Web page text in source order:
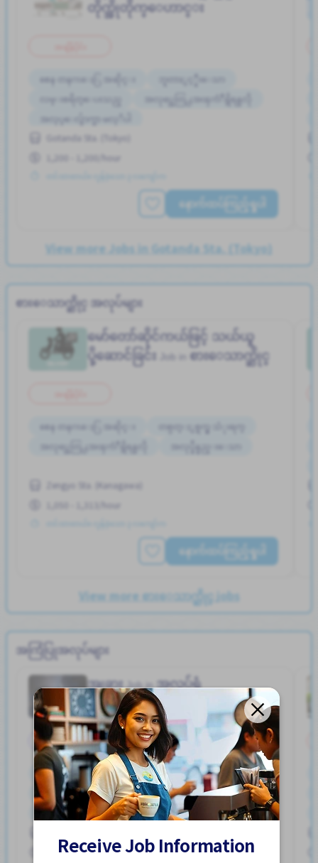
တိုက္အိုတိုက္ေဟာင္း
စေန တနဂၤေႏြ အဆိုင္း
ဘူတာႏွင့္နီးေသာ
လမ္းစရိတ္ေပးသည္
အလုပ္အေတြ႕အၾကံဳရွိရန္မလို
အလုပ္ေလွ်ာက္စာ မလုိပါ
Gotanda Sta. (Tokyo)
1,200 - 1,200/hour
နောက်ထပ်ကြည့်ရှုပါ
View more Jobs in Gotanda Sta. (Tokyo)
စားေသာက္ဆိုင္ အလုပ်များ
မော်တော်ဆိုင်ကယ်ဖြင့် သယ်ယူ
ပို့ဆောင်ခြင်း
စားေသာက္ဆိုင္
စေန တနဂၤေႏြ အဆိုင္း
တစ္ပတ္ႏွစ္ရက္မွ သံုးရက္
အလုပ္အေတြ႕အၾကံဳရွိရန္မလို
အလုပ္ခ်ိန္နည္းေသာ
Zengyo Sta. (Kanagawa)
1,050 - 1,313/hour
နောက်ထပ်ကြည့်ရှုပါ
View more စားေသာက္ဆိုင္ jobs
အကြံပြုအလုပ်များ
အျခား Job in အလုပ်ရုံ
ကျွမ်းကျင်လုပ်သား
ကားပါကင္ရွိျခင္း
စက္ဘီးထားရန္ေနရာရွိျခင္း
ထမင်းကျွေးမည်
ဘူတာႏွင့္နီးေသာ
ဘောနပ်စ်
လမ္းစရိတ္ေပးသည္
အဆောင်တစ်စိတ်တစ်ပိုင်းဖုံးလွှမ်း
220,000 - 400,000/month
Receive Job Information